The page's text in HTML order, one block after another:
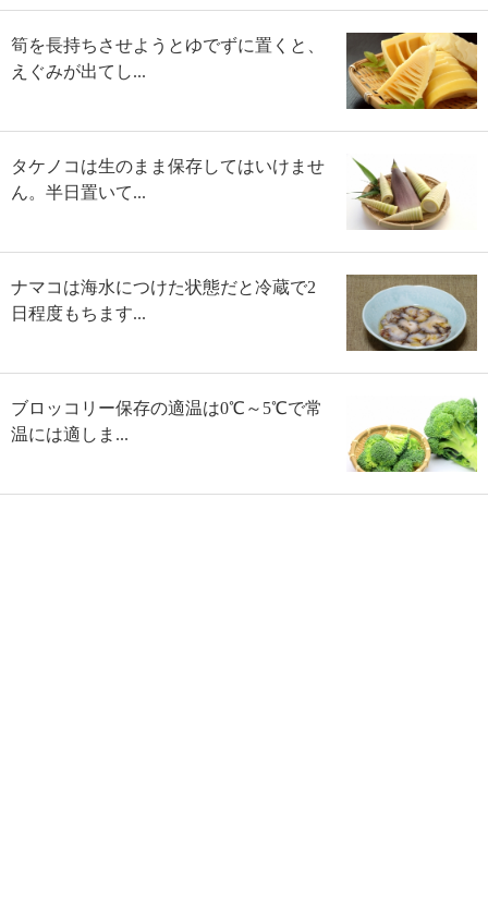
筍を長持ちさせようとゆでずに置くと、
えぐみが出てし...
タケノコは生のまま保存してはいけませ
ん。半日置いて...
ナマコは海水につけた状態だと冷蔵で2
日程度もちます...
ブロッコリー保存の適温は0℃～5℃で常
温には適しま...